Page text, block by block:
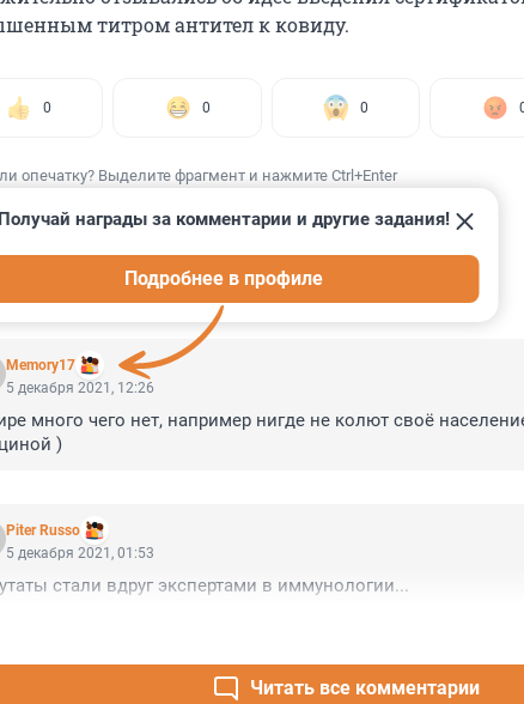
титром антител к ковиду.
0 0 0
опечатку? Выделите фрагмент и нажмите Ctrl+Enter
34
Memory17
Получай награды за комментарии и другие задания!
Подробнее в профиле
5 декабря 2021, 12:26
много чего нет, например нигде не колют своё
)
Piter Russo
5 декабря 2021, 01:53
стали вдруг экспертами в иммунологии...
Читать все комментарии